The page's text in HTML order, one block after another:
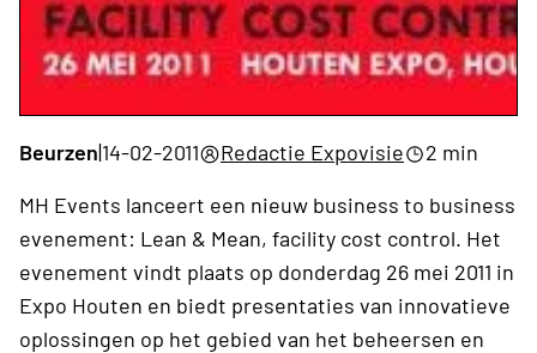
Beurzen|14-02-2011 Redactie Expovisie
2 min
MH Events lanceert een nieuw business to business
evenement: Lean & Mean, facility cost control. Het
evenement vindt plaats op donderdag 26 mei 2011 in
Expo Houten en biedt presentaties van innovatieve
oplossingen op het gebied van het beheersen en